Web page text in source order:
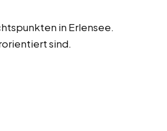
in Erlensee.
sind.